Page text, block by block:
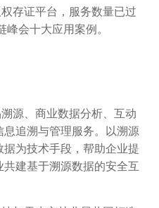
存证平台，服务数量已过
会十大应用案例。
源、商业数据分析、互动
追溯与管理服务。以溯源
为技术手段，帮助企业提
建基于溯源数据的安全互